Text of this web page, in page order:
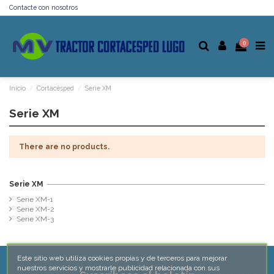
Contacte con nosotros
0
Inicio Cortacésped Serie XM
Serie XM
There are no products.
Serie XM
Serie XM-1
Serie XM-2
Serie XM-3
Este sitio web utiliza cookies propias y de terceros para mejorar
nuestros servicios y mostrarle publicidad relacionada con sus